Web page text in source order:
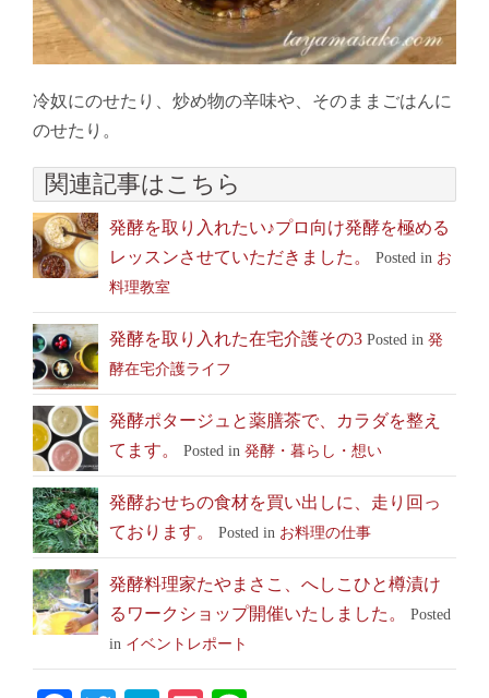
冷奴にのせたり、炒め物の辛味や、そのままごはんに
のせたり。
関連記事はこちら
発酵を取り入れたい♪プロ向け発酵を極める
レッスンさせていただきました。
Posted in お
料理教室
発酵を取り入れた在宅介護その3 Posted in 発
酵在宅介護ライフ
発酵ポタージュと薬膳茶で、カラダを整え
てます。
Posted in 発酵・暮らし・想い
発酵おせちの食材を買い出しに、走り回っ
ております。
Posted in お料理の仕事
発酵料理家たやまさこ、へしこひと樽漬け
るワークショップ開催いたしました。
Posted
in イベントレポート